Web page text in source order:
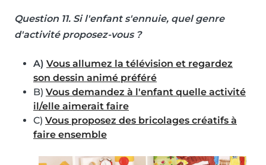
Question 11. Si l'enfant s'ennuie, quel genre
d'activité proposez-vous ?
A) Vous allumez la télévision et regardez
son dessin animé préféré
B) Vous demandez à l'enfant quelle activité
il/elle aimerait faire
C) Vous proposez des bricolages créatifs à
faire ensemble